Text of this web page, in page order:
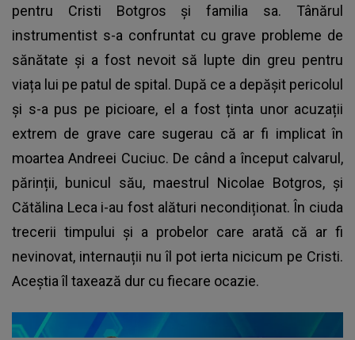
pentru Cristi Botgros și familia sa. Tânărul
instrumentist s-a confruntat cu grave probleme de
sănătate și a fost nevoit să lupte din greu pentru
viața lui pe patul de spital. După ce a depășit pericolul
și s-a pus pe picioare, el a fost ținta unor acuzații
extrem de grave care sugerau că ar fi implicat în
moartea Andreei Cuciuc. De când a început calvarul,
părinții, bunicul său, maestrul Nicolae Botgros, și
Cătălina Leca i-au fost alături necondiționat. În ciuda
trecerii timpului și a probelor care arată că ar fi
nevinovat, internauții nu îl pot ierta nicicum pe Cristi.
Aceștia îl taxează dur cu fiecare ocazie.